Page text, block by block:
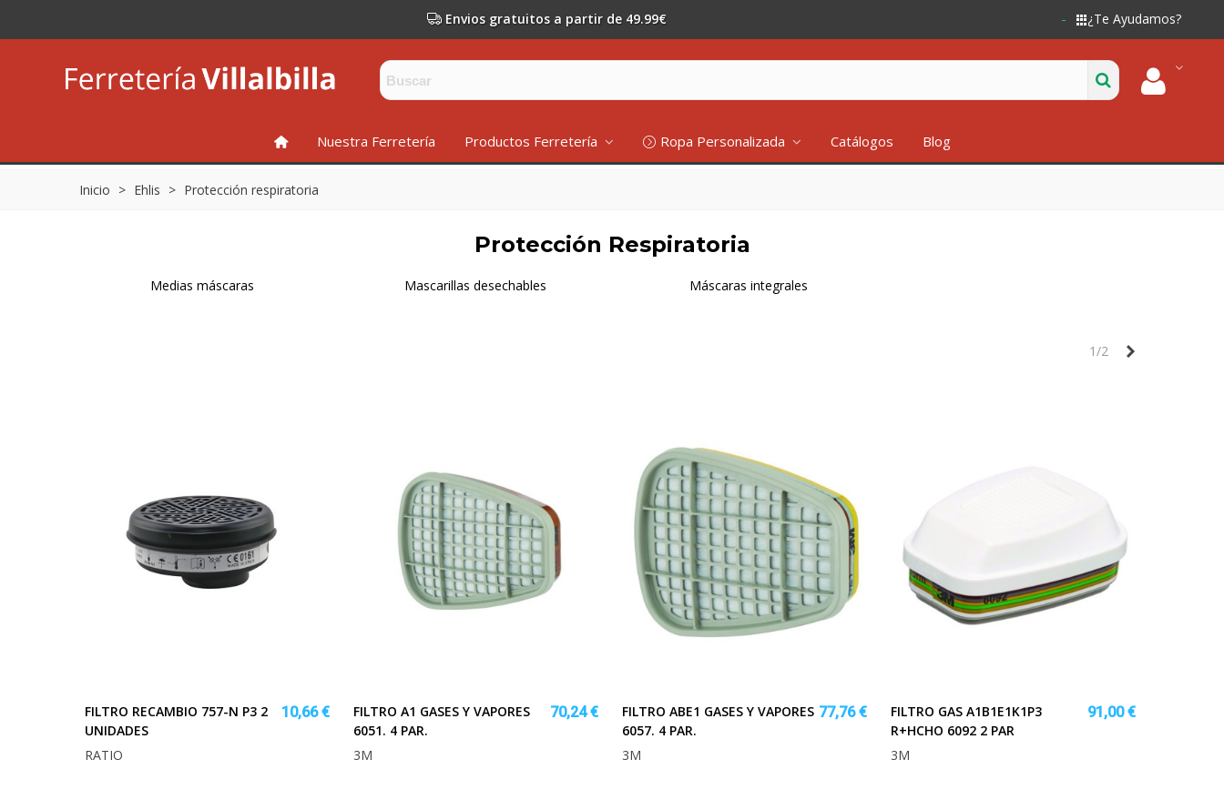
Envios gratuitos a partir de 49.99€ ¿Te Ayudamos?
INICIONuestra Ferretería Productos Ferretería Ropa Personalizada Catálogos Blog
Inicio > Ehlis > Protección respiratoria
Protección Respiratoria
Medias máscaras Mascarillas desechables Máscaras integrales
1/2
FILTRO RECAMBIO 757-N P3 2
UNIDADES
10,66 €
RATIO
FILTRO A1 GASES Y VAPORES
6051. 4 PAR.
70,24 €
3M
FILTRO ABE1 GASES Y VAPORES
6057. 4 PAR.
77,76 €
3M
FILTRO GAS A1B1E1K1P3
R+HCHO 6092 2 PAR
91,00 €
3M